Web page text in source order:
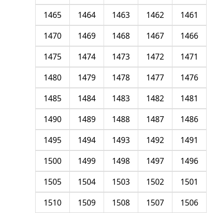
1461
1462
1463
1464
1465
1466
1467
1468
1469
1470
1471
1472
1473
1474
1475
1476
1477
1478
1479
1480
1481
1482
1483
1484
1485
1486
1487
1488
1489
1490
1491
1492
1493
1494
1495
1496
1497
1498
1499
1500
1501
1502
1503
1504
1505
1506
1507
1508
1509
1510